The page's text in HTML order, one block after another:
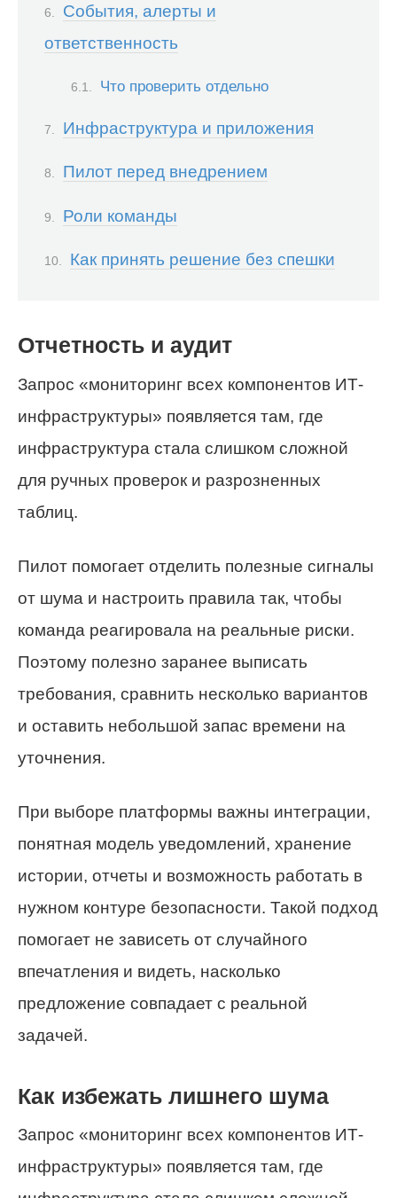
События, алерты и
ответственность
Что проверить отдельно
Инфраструктура и приложения
Пилот перед внедрением
Роли команды
Как принять решение без спешки
Отчетность и аудит
Запрос «мониторинг всех компонентов ИТ-
инфраструктуры» появляется там, где
инфраструктура стала слишком сложной
для ручных проверок и разрозненных
таблиц.
Пилот помогает отделить полезные сигналы
от шума и настроить правила так, чтобы
команда реагировала на реальные риски.
Поэтому полезно заранее выписать
требования, сравнить несколько вариантов
и оставить небольшой запас времени на
уточнения.
При выборе платформы важны интеграции,
понятная модель уведомлений, хранение
истории, отчеты и возможность работать в
нужном контуре безопасности. Такой подход
помогает не зависеть от случайного
впечатления и видеть, насколько
предложение совпадает с реальной
задачей.
Как избежать лишнего шума
Запрос «мониторинг всех компонентов ИТ-
инфраструктуры» появляется там, где